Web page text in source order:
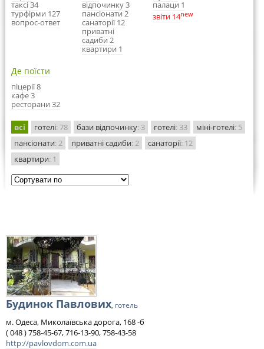
таксі 34
турфірми 127
вопрос-ответ
відпочинку 3
пансіонати 2
санаторії 12
приватні
садиби 2
квартири 1
палаци 1
звіти 14new
Де поїсти
піцерії 8
кафе 3
ресторани 32
всі готелі: 78 бази відпочинку: 3 готелі: 33 міні-готелі: 5
пансіонати: 2 приватні садиби: 2 санаторії: 12
квартири: 1
Будинок Павлових, готель
м. Одеса, Миколаївська дорога, 168 -б
( 048 ) 758-45-67, 716-13-90, 758-43-58
http://pavlovdom.com.ua